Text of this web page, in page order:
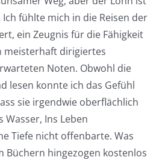
fühlte mich in die Reisen der
ein Zeugnis für die Fähigkeit
meisterhaft dirigiertes
Noten. Obwohl die
lesen konnte ich das Gefühl
sie irgendwie oberflächlich
Wasser, Ins Leben
Tiefe nicht offenbarte. Was
Büchern hingezogen kostenlos